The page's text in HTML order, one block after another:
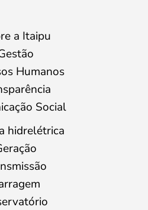
a Itaipu
Humanos
Social
hidrelétrica